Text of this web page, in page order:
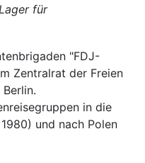
für
"FDJ-
Zentralrat der Freien
in die
und nach Polen